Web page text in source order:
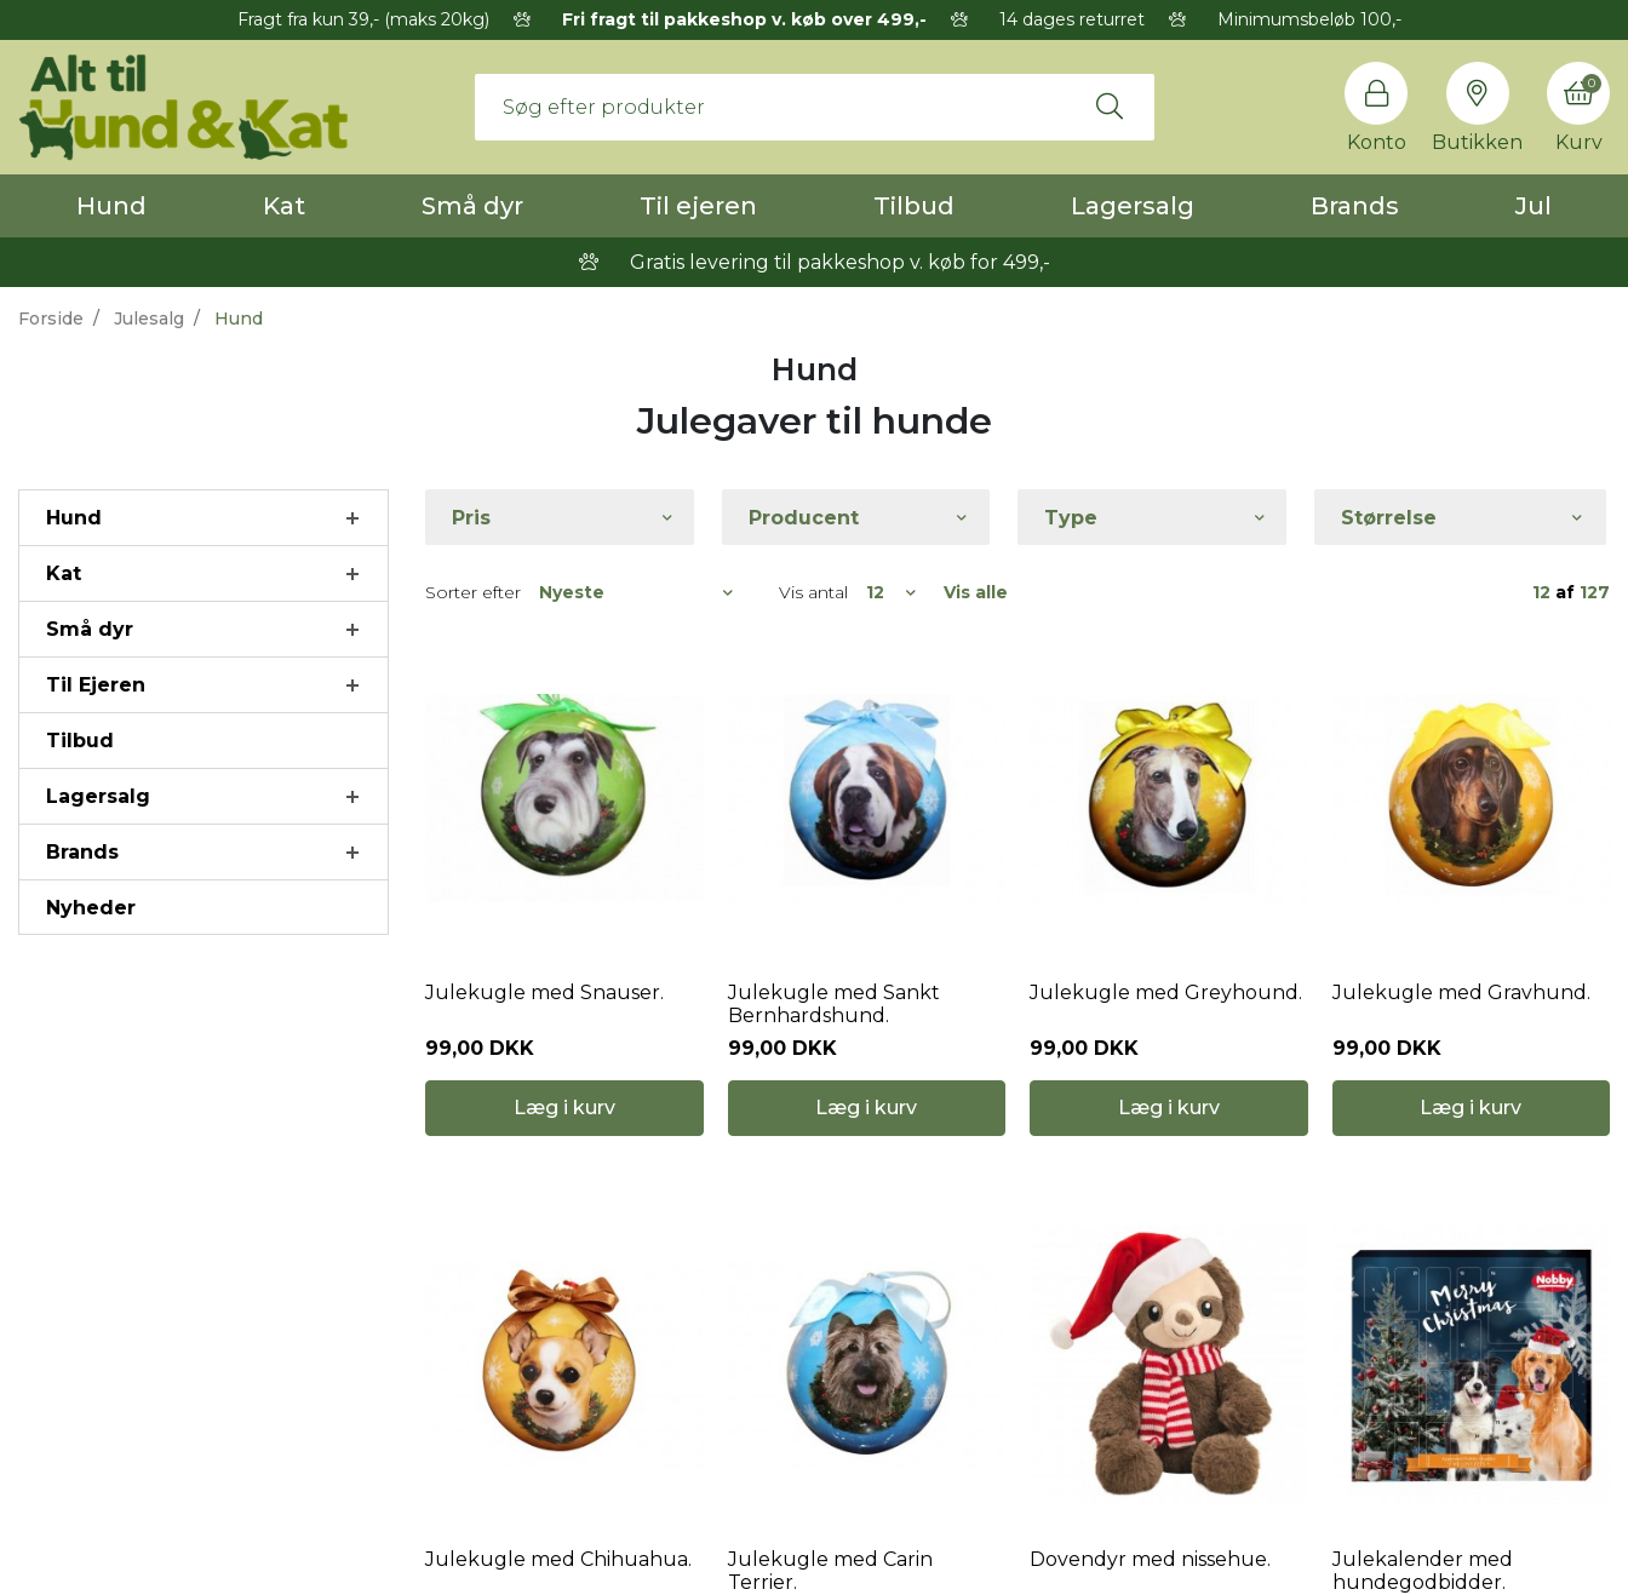
Fragt fra kun 39,- (maks 20kg) Fri fragt til pakkeshop v. køb over 499,- 14 dages returret Minimumsbeløb 100,-
Konto Butikken Kurv
0
Hund Kat Små dyr Til ejeren Tilbud Lagersalg Brands Jul
Gratis levering til pakkeshop v. køb for 499,-
Forside Julesalg Hund
Hund
Julegaver til hunde
Hund
Kat
Små dyr
Til Ejeren
Tilbud
Lagersalg
Brands
Nyheder
Pris Producent Type Størrelse
Sorter efter Vis antal Vis alle 12 af 127
Julekugle med Snauser.
99,00 DKK
Læg i kurv
Julekugle med Sankt
Bernhardshund.
99,00 DKK
Læg i kurv
Julekugle med Greyhound.
99,00 DKK
Læg i kurv
Julekugle med Gravhund.
99,00 DKK
Læg i kurv
Julekugle med Chihuahua.
Julekugle med Carin
Terrier.
Dovendyr med nissehue.
Julekalender med
hundegodbidder.